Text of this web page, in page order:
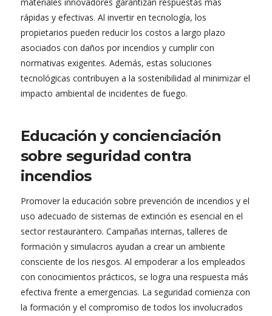
rápidas y efectivas. Al invertir en tecnología, los
propietarios pueden reducir los costos a largo plazo
asociados con daños por incendios y cumplir con
normativas exigentes. Además, estas soluciones
tecnológicas contribuyen a la sostenibilidad al minimizar el
impacto ambiental de incidentes de fuego.
Educación y concienciación
sobre seguridad contra
incendios
Promover la educación sobre prevención de incendios y el
uso adecuado de sistemas de extinción es esencial en el
sector restaurantero. Campañas internas, talleres de
formación y simulacros ayudan a crear un ambiente
consciente de los riesgos. Al empoderar a los empleados
con conocimientos prácticos, se logra una respuesta más
efectiva frente a emergencias. La seguridad comienza con
la formación y el compromiso de todos los involucrados